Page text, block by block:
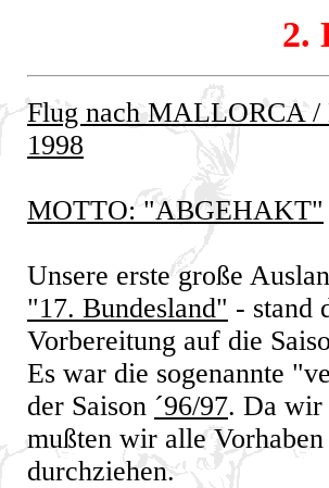
2.
Flug nach MALLORCA
1998
MOTTO: "ABGEHAKT"
Unsere erste große
"17. Bundesland" - stand
Vorbereitung auf die
Es war die sogenannte
der Saison ´96/97. Da wir
mußten wir alle
durchziehen.